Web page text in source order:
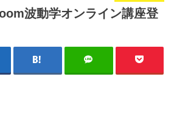
波動学オンライン講座登